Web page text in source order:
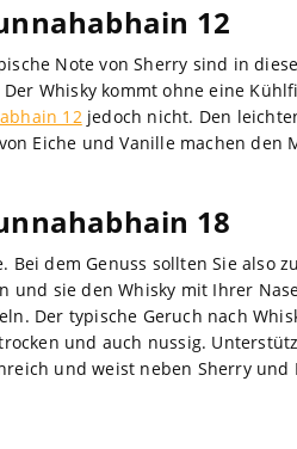
12
Note von Sherry sind in
Whisky kommt ohne eine
12 jedoch nicht. Den
Eiche und Vanille machen
18
Bei dem Genuss sollten Sie also
sie den Whisky mit Ihrer
Der typische Geruch nach
und auch nussig.
und weist neben Sherry